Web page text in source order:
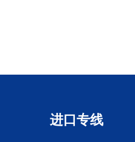
进口专线